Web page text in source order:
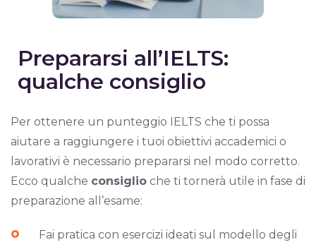
Prepararsi all’IELTS:
qualche consiglio
Per ottenere un punteggio IELTS che ti possa
aiutare a raggiungere i tuoi obiettivi accademici o
lavorativi è necessario prepararsi nel modo corretto.
Ecco qualche consiglioche ti tornerà utile in fase di
preparazione all’esame:
Fai pratica con esercizi ideati sul modello degli